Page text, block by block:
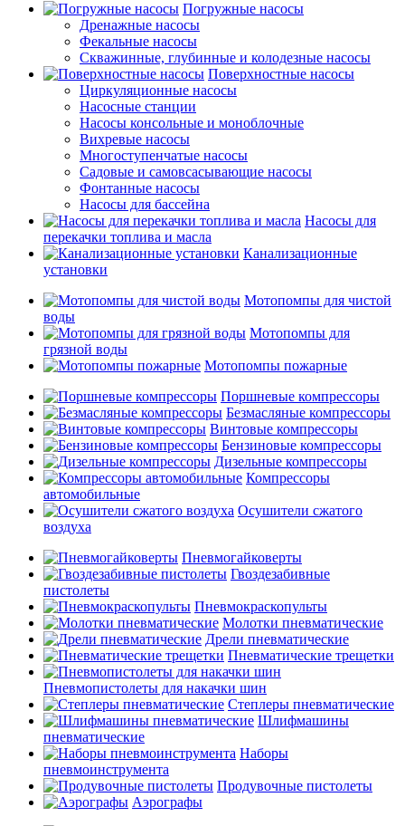
Погружные насосы
Дренажные насосы
Фекальные насосы
Скважинные, глубинные и колодезные насосы
Поверхностные насосы
Циркуляционные насосы
Насосные станции
Насосы консольные и моноблочные
Вихревые насосы
Многоступенчатые насосы
Садовые и самовсасывающие насосы
Фонтанные насосы
Насосы для бассейна
Насосы для
перекачки топлива и масла
Канализационные
установки
Мотопомпы для чистой
воды
Мотопомпы для
грязной воды
Мотопомпы пожарные
Поршневые компрессоры
Безмасляные компрессоры
Винтовые компрессоры
Бензиновые компрессоры
Дизельные компрессоры
Компрессоры
автомобильные
Осушители сжатого
воздуха
Пневмогайковерты
Гвоздезабивные
пистолеты
Пневмокраскопульты
Молотки пневматические
Дрели пневматические
Пневматические трещетки
Пневмопистолеты для накачки шин
Степлеры пневматические
Шлифмашины
пневматические
Наборы
пневмоинструмента
Продувочные пистолеты
Аэрографы